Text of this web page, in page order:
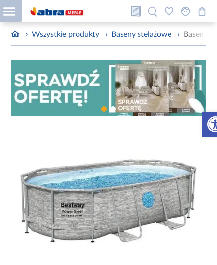
› Wszystkie produkty › Baseny stelażowe › Basen